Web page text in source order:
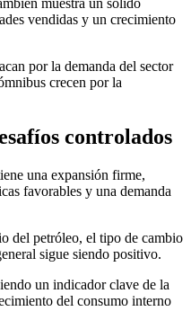
muestra un sólido
vendidas y un crecimiento
por la demanda del sector
crecen por la
controlados
una expansión firme,
favorables y una demanda
del petróleo, el tipo de cambio
sigue siendo positivo.
un indicador clave de la
del consumo interno